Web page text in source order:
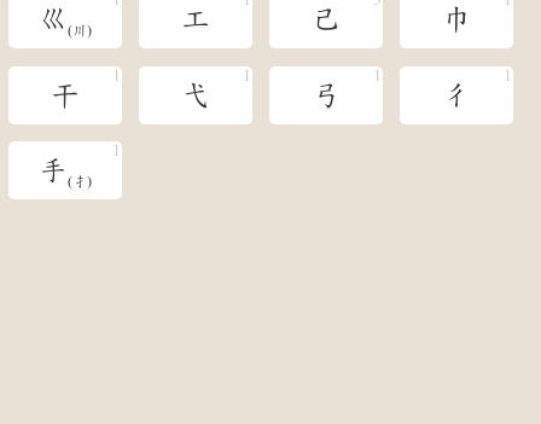
巛 (川) 工 己 巾
干 弋 弓 彳
手 (扌)